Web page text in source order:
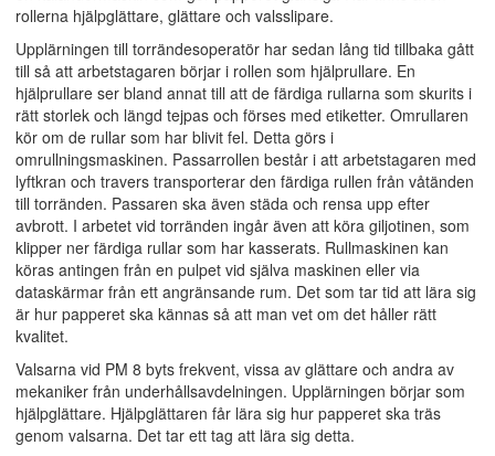
rollerna hjälpglättare, glättare och valsslipare.
Upplärningen till torrändesoperatör har sedan lång tid tillbaka gått
till så att arbetstagaren börjar i rollen som hjälprullare. En
hjälprullare ser bland annat till att de färdiga rullarna som skurits i
rätt storlek och längd tejpas och förses med etiketter. Omrullaren
kör om de rullar som har blivit fel. Detta görs i
omrullningsmaskinen. Passarrollen består i att arbetstagaren med
lyftkran och travers transporterar den färdiga rullen från våtänden
till torränden. Passaren ska även städa och rensa upp efter
avbrott. I arbetet vid torränden ingår även att köra giljotinen, som
klipper ner färdiga rullar som har kasserats. Rullmaskinen kan
köras antingen från en pulpet vid själva maskinen eller via
dataskärmar från ett angränsande rum. Det som tar tid att lära sig
är hur papperet ska kännas så att man vet om det håller rätt
kvalitet.
Valsarna vid PM 8 byts frekvent, vissa av glättare och andra av
mekaniker från underhållsavdelningen. Upplärningen börjar som
hjälpglättare. Hjälpglättaren får lära sig hur papperet ska träs
genom valsarna. Det tar ett tag att lära sig detta.